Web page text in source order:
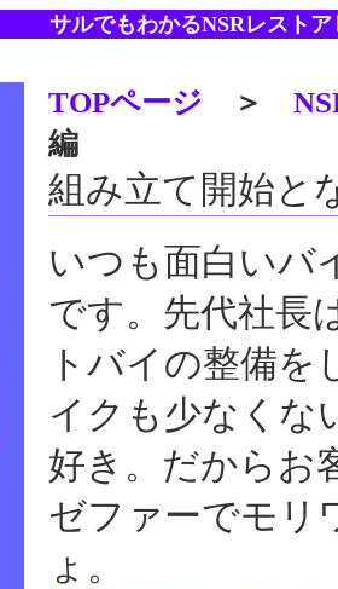
サルでもわかるNSRレスト
TOPページ ＞
編
組み立て開始と
いつも面白いバ
です。先代社長
トバイの整備
イクも少なくな
好き。だからお
ゼファーでモリ
ょ。